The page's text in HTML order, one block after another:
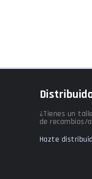
¿Tienes un
de recambios/
Hazte